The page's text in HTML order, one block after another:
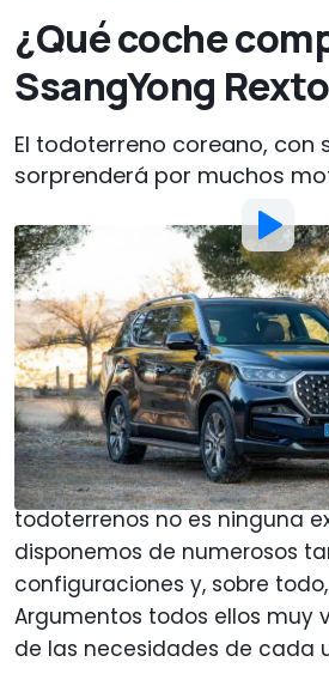
¿Qué coche
SsangYong
El todoterreno coreano, con
sorprenderá por muchos
José A. Guzmán
2 Feb 2023a las19:00
Al igual que sucede en la
segmentos del mercado, la
todoterrenos no es ninguna
disponemos de numerosos
configuraciones y, sobre
Argumentos todos ellos muy
de las necesidades de cada